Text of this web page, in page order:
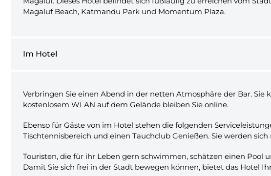
Magaluf Beach, Katmandu Park und Momentum Plaza.
Im Hotel
Verbringen Sie einen Abend in der netten Atmosphäre der Bar.
kostenlosem WLAN auf dem Gelände bleiben Sie online.
Ebenso für Gäste von im Hotel stehen die folgenden
Tischtennisbereich und einen Tauchclub Genießen. Sie werden
Touristen, die für ihr Leben gern schwimmen, schätzen einen Pool
Damit Sie sich frei in der Stadt bewegen können, bietet das Hotel